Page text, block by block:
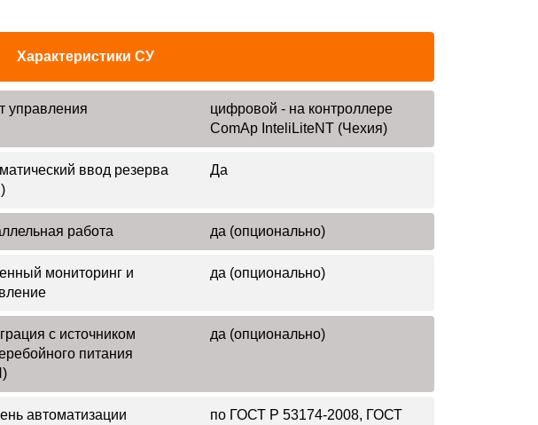
Характеристики СУ
управления
цифровой - на контроллере
ComAp InteliLiteNT (Чехия)
ввод резерва
Да
работа да (опционально)
мониторинг и
да (опционально)
с источником
питания
да (опционально)
автоматизации
по ГОСТ Р 53174-2008, ГОСТ